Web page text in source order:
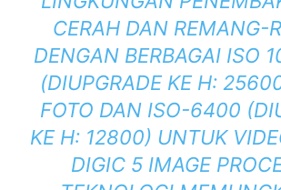
CERAH DAN REMANG-
DENGAN BERBAGAI ISO
(DIUPGRADE KE H:
FOTO DAN ISO-6400
KE H: 12800) UNTUK
DIGIC 5 IMAGE